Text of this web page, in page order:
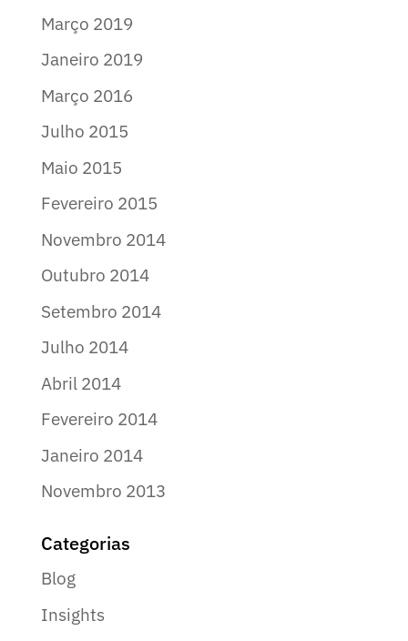
Março 2019
Janeiro 2019
Março 2016
Julho 2015
Maio 2015
Fevereiro 2015
Novembro 2014
Outubro 2014
Setembro 2014
Julho 2014
Abril 2014
Fevereiro 2014
Janeiro 2014
Novembro 2013
Categorias
Blog
Insights